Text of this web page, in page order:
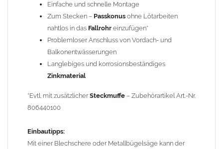
Technische Daten:
Größe: fürFallrohre nach DIN 18461 mit
Außendurchmesser 100 mm
Material:Zink(Titanzink)
Höhe: ca. 137 mm
Allgemeine Hinweise / Informationen:
Einfache und schnelle Montage
Zum Stecken – Passkonus ohne Lötarbeiten
nahtlos in das Fallrohr einzufügen*
Problemloser Anschluss von Vordach- und
Balkonentwässerungen
Langlebiges und korrosionsbeständiges
Zinkmaterial
*Evtl. mit zusätzlicherSteckmuffe – Zubehörartikel Art.-Nr.
806440100
Einbautipps:
Mit einer Blechschere oder Metallbügelsäge kann der